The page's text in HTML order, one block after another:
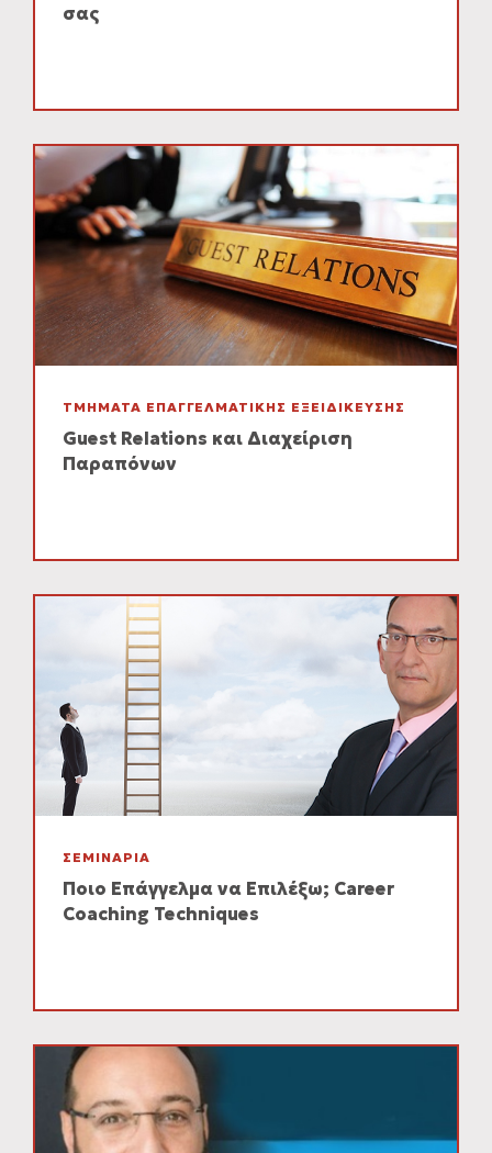
σας
ΤΜΗΜΑΤΑ ΕΠΑΓΓΕΛΜΑΤΙΚΗΣ ΕΞΕΙΔΙΚΕΥΣΗΣ
Guest Relations και Διαχείριση
Παραπόνων
ΣΕΜΙΝΑΡΙΑ
Ποιο Επάγγελμα να Επιλέξω; Career
Coaching Techniques